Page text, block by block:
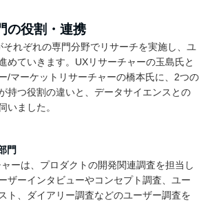
の役割・連携
それぞれの専門分野でリサーチを実施し、ユ
めていきます。UXリサーチャーの玉島氏と
/マーケットリサーチャーの橋本氏に、2つの
持つ役割の違いと、データサイエンスとの
いました。
門
ーは、プロダクトの開発関連調査を担当し
ザーインタビューやコンセプト調査、ユー
ト、ダイアリー調査などのユーザー調査を